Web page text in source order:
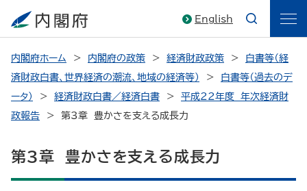
English
内閣府ホーム 内閣府の政策 経済財政政策
白書等（経
済財政白書、世界経済の潮流、地域の経済等）
白書等（過去のデ
ータ）
経済財政白書／経済白書
平成22年度 年次経済財
政報告
第3章 豊かさを支える成長力
第3章 豊かさを支える成長力